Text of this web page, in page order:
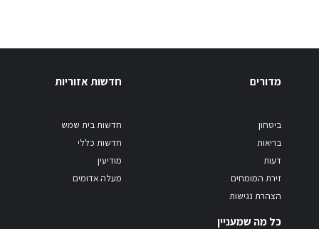
מדורים
ביטחון
בריאות
דעות
זירת המומחים
הצהרת נגישות
חדשות אזוריות
חדשות בית שמש
חדשות כללי
מודיעין
מעלה אדומים
כל מה שמעניין